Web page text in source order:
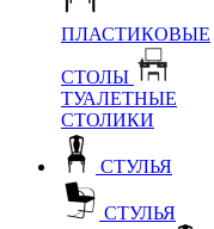
ПЛАСТИКОВЫЕ
СТОЛЫ
ТУАЛЕТНЫЕ
СТОЛИКИ
СТУЛЬЯ
СТУЛЬЯ